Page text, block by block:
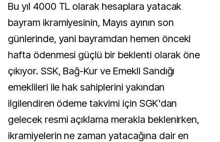
Bu yıl 4000 TL olarak hesaplara yatacak
bayram ikramiyesinin, Mayıs ayının son
günlerinde, yani bayramdan hemen önceki
hafta ödenmesi güçlü bir beklenti olarak öne
çıkıyor. SSK, Bağ-Kur ve Emekli Sandığı
emeklileri ile hak sahiplerini yakından
ilgilendiren ödeme takvimi için SGK'dan
gelecek resmi açıklama merakla beklenirken,
ikramiyelerin ne zaman yatacağına dair en